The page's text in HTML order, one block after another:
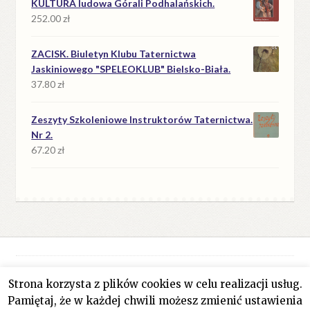
KULTURA ludowa Górali Podhalańskich.
252.00zł
ZACISK. Biuletyn Klubu Taternictwa
Jaskiniowego "SPELEOKLUB" Bielsko-Biała.
37.80zł
Zeszyty Szkoleniowe Instruktorów Taternictwa.
Nr 2.
67.20zł
© Antykwariat Filar 2026
Polityka prywatności
Stworzone z WooCommerce.
Strona korzysta z plików cookies w celu realizacji usług.
Pamiętaj, że w każdej chwili możesz zmienić ustawienia